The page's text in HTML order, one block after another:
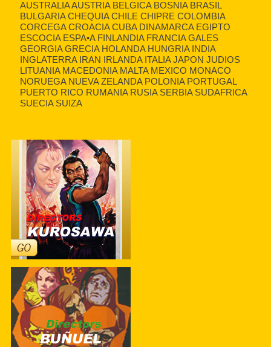
AUSTRALIA AUSTRIA BELGICA BOSNIA BRASIL
BULGARIA CHEQUIA CHILE CHIPRE COLOMBIA
CORCEGA CROACIA CUBA DINAMARCA EGIPTO
ESCOCIA ESPA•A FINLANDIA FRANCIA GALES
GEORGIA GRECIA HOLANDA HUNGRIA INDIA
INGLATERRA IRAN IRLANDA ITALIA JAPON JUDIOS
LITUANIA MACEDONIA MALTA MEXICO MONACO
NORUEGA NUEVA ZELANDA POLONIA PORTUGAL
PUERTO RICO RUMANIA RUSIA SERBIA SUDAFRICA
SUECIA SUIZA